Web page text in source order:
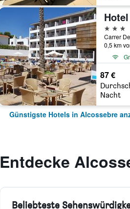
3 Sterne
Carrer
0,5 km
87 €
Nacht
Günstigste Hotels in Alcossebre
Entdecke
Beliebteste